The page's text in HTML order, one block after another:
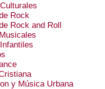
Rock
Rock and Roll
y Música Urbana